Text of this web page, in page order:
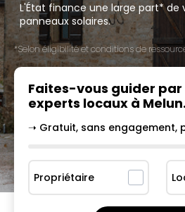
L'État finance une large part* de
panneaux solaires.
*Selon éligibilité et conditions de
Faites-vous guider par
experts locaux à Melun.
➝ Gratuit, sans engagement,
Propriétaire